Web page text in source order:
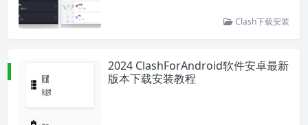
Clash下载安装
2024 ClashForAndroid软件安卓最新
版本下载安装教程